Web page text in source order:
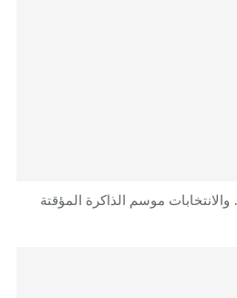
موسم الذاكرة المؤقتة